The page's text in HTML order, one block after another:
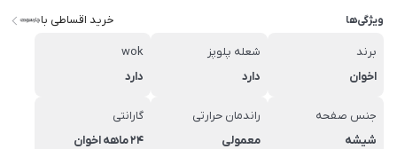
ویژگی‌ها خرید اقساطی با
برند
اخوان
شعله پلوپز
دارد
wok
دارد
جنس صفحه
شیشه
راندمان حرارتی
معمولی
گارانتی
۲۴ ماهه اخوان